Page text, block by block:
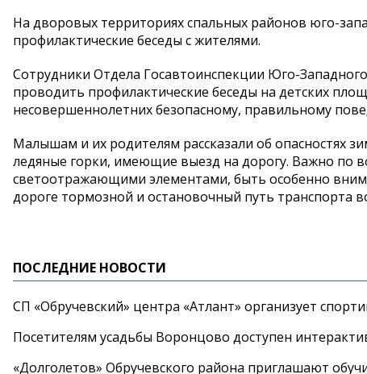
На дворовых территориях спальных районов юго-
профилактические беседы с жителями.
Сотрудники Отдела Госавтоинспекции Юго-
проводить профилактические беседы на детских
несовершеннолетних безопасному, правильному
Малышам и их родителям рассказали об опасностях
ледяные горки, имеющие выезд на дорогу. Важно по
светоотражающими элементами, быть особенно
дороге тормозной и остановочный путь транспорта
ПОСЛЕДНИЕ НОВОСТИ
СП «Обручевский» центра «Атлант» организует
Посетителям усадьбы Воронцово доступен
«Долголетов» Обручевского района приглашают